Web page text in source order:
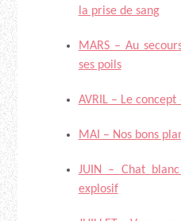
la prise de sang
MARS – Au
ses poils
AVRIL – Le
MAI – Nos bons
JUIN – Chat
explosif